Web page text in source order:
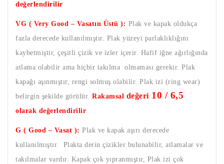
değerlendirilir
VG ( Very Good – Vasatın Üstü ): Plak ve kapak oldukça
fazla derecede kullanılmıştır. Plak yüzeyi parlaklıklığını
kaybetmiştir, çeşitli çizik ve izler içerir. Hafif iğne ağırlığında
atlama olabilir ama hiçbir takılma olmaması gerekir. Plak
kapağı aşınmıştır, rengi solmuş olabilir. Plak izi (ring wear)
belirgin şekilde görülür. Rakamsal değeri 10 / 6,5
olarak değerlendirilir
G ( Good – Vasat ): Plak ve kapak aşırı derecede
kullanılmıştır. Plakta derin çizikler bulunabilir, atlamalar ve
takılmalar vardır. Kapak çok yıpranmıştır, Plak izi çok